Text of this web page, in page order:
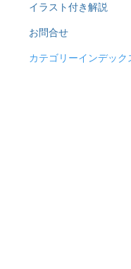
イラスト付き解説
お問合せ
カテゴリーインデック